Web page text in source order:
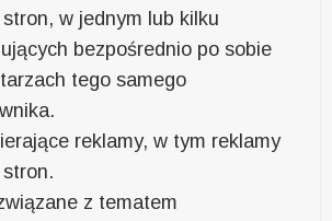
w jednym lub kilku
bezpośrednio po sobie
tego samego
reklamy, w tym reklamy
z tematem